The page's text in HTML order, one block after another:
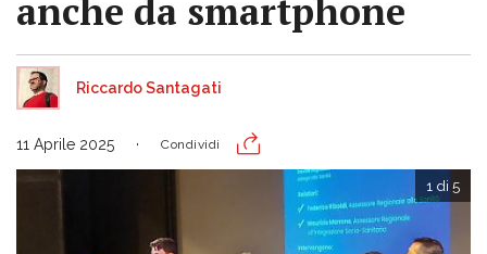
anche da smartphone
Riccardo Santagati
11 Aprile 2025 Condividi
1 di 5